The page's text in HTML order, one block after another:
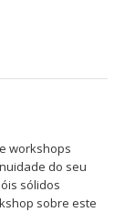
workshops
do seu
sólidos
sobre este